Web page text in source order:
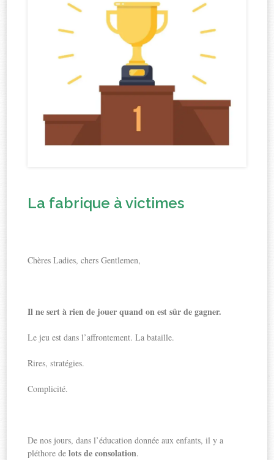
La fabrique à victimes
Chères Ladies, chers Gentlemen,
Il ne sert à rien de jouer quand on est sûr de gagner.
Le jeu est dans l’affrontement. La bataille.
Rires, stratégies.
Complicité.
De nos jours, dans l’éducation donnée aux enfants, il y a
pléthore delots de consolation.